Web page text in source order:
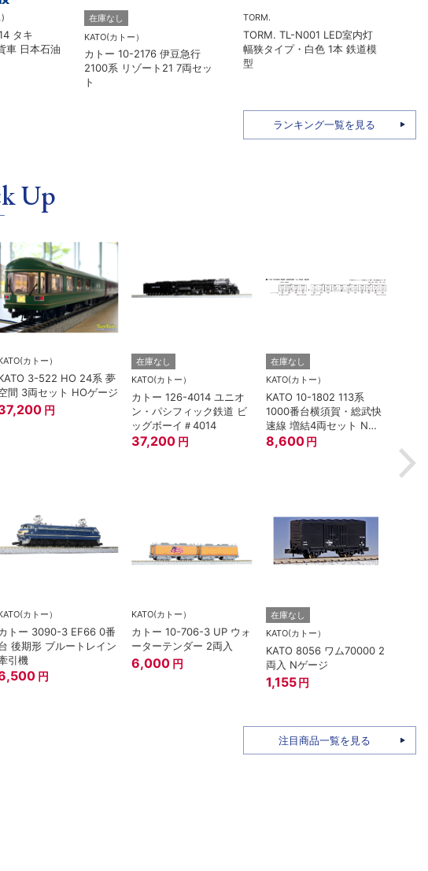
）
オハ14 国鉄仕
予約
MICROACE(マイクロエース)
マイクロエース A2262 伊豆
急2100系 5次車 アルファ・
TORM. TL-N013 LED室内灯
Kタイプ・白色 1本 鉄道模型
ランキング一覧を見る
Up
カトー）
3-522 HO 24系 夢
間 3両セット HOゲージ
円
在庫なし
KATO(カトー）
カトー 126-4014 ユニオ
ン・パシフィック鉄道 ビ
ッグボーイ＃4014
37,200 円
在庫なし
KATO(カトー）
KATO 10-1802 113系
1000番台横須賀・総武快
速線 増結4両セット Nゲ
ージ
8,600 円
カトー）
トー 3090-3 EF66 0番
後期形 ブルートレイン
引機
円
KATO(カトー）
カトー 10-706-3 UP ウォ
ーターテンダー 2両入
6,000 円
在庫なし
KATO(カトー）
KATO 8056 ワム70000 2
両入 Nゲージ
1,155 円
注目商品一覧を見る